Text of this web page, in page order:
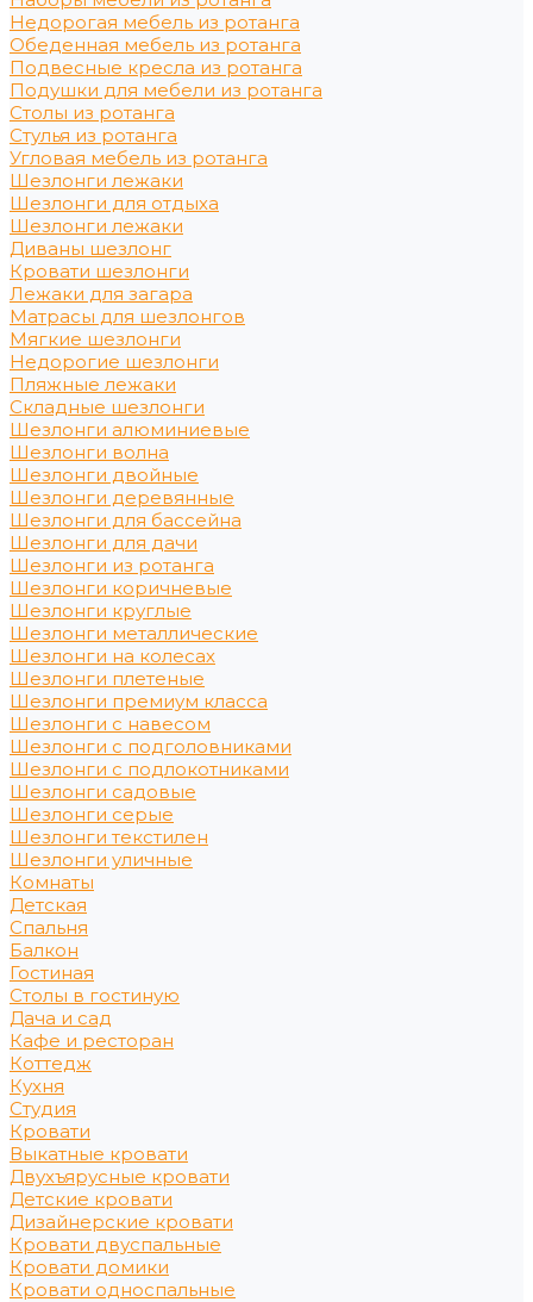
Недорогая мебель из ротанга
Обеденная мебель из ротанга
Подвесные кресла из ротанга
Подушки для мебели из ротанга
Столы из ротанга
Стулья из ротанга
Угловая мебель из ротанга
Шезлонги лежаки
Шезлонги для отдыха
Шезлонги лежаки
Диваны шезлонг
Кровати шезлонги
Лежаки для загара
Матрасы для шезлонгов
Мягкие шезлонги
Недорогие шезлонги
Пляжные лежаки
Складные шезлонги
Шезлонги алюминиевые
Шезлонги волна
Шезлонги двойные
Шезлонги деревянные
Шезлонги для бассейна
Шезлонги для дачи
Шезлонги из ротанга
Шезлонги коричневые
Шезлонги круглые
Шезлонги металлические
Шезлонги на колесах
Шезлонги плетеные
Шезлонги премиум класса
Шезлонги с навесом
Шезлонги с подголовниками
Шезлонги с подлокотниками
Шезлонги садовые
Шезлонги серые
Шезлонги текстилен
Шезлонги уличные
Комнаты
Детская
Спальня
Балкон
Гостиная
Столы в гостиную
Дача и сад
Кафе и ресторан
Коттедж
Кухня
Студия
Кровати
Выкатные кровати
Двухъярусные кровати
Детские кровати
Дизайнерские кровати
Кровати двуспальные
Кровати домики
Кровати односпальные